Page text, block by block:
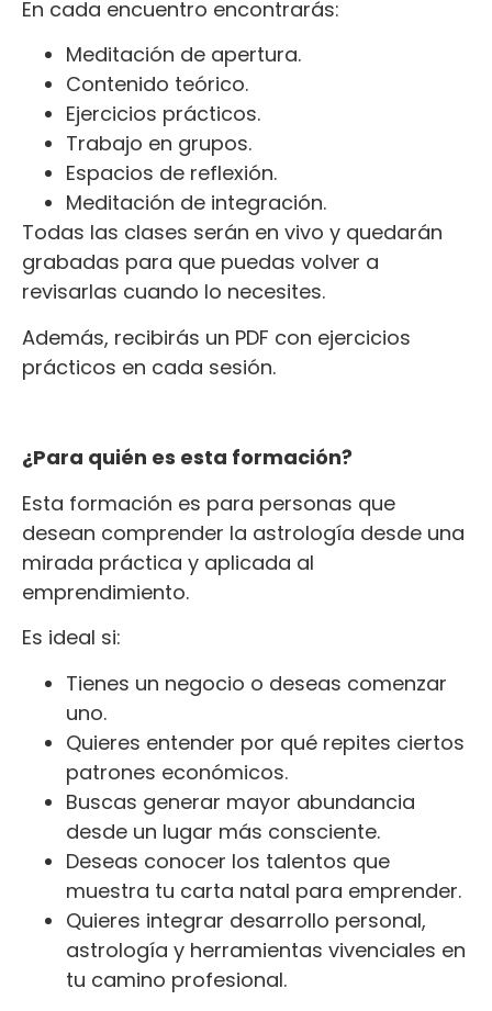
En cada encuentro encontrarás:
Meditación de apertura.
Contenido teórico.
Ejercicios prácticos.
Trabajo en grupos.
Espacios de reflexión.
Meditación de integración.
Todas las clases serán en vivo y quedarán
grabadas para que puedas volver a
revisarlas cuando lo necesites.
Además, recibirás un PDF con ejercicios
prácticos en cada sesión.
¿Para quién es esta formación?
Esta formación es para personas que
desean comprender la astrología desde una
mirada práctica y aplicada al
emprendimiento.
Es ideal si:
Tienes un negocio o deseas comenzar
uno.
Quieres entender por qué repites ciertos
patrones económicos.
Buscas generar mayor abundancia
desde un lugar más consciente.
Deseas conocer los talentos que
muestra tu carta natal para emprender.
Quieres integrar desarrollo personal,
astrología y herramientas vivenciales en
tu camino profesional.